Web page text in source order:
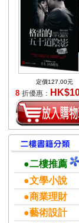
定價127.00元
8 折優惠：
●二樓推薦
●文學小說
●商業理財
●藝術設計